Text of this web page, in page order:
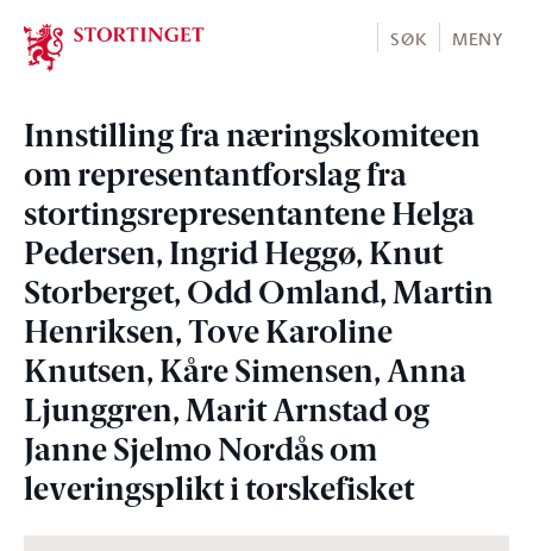
Stortinget.no
SØK MENY
Innstilling fra næringskomiteen
om representantforslag fra
stortingsrepresentantene Helga
Pedersen, Ingrid Heggø, Knut
Storberget, Odd Omland, Martin
Henriksen, Tove Karoline
Knutsen, Kåre Simensen, Anna
Ljunggren, Marit Arnstad og
Janne Sjelmo Nordås om
leveringsplikt i torskefisket